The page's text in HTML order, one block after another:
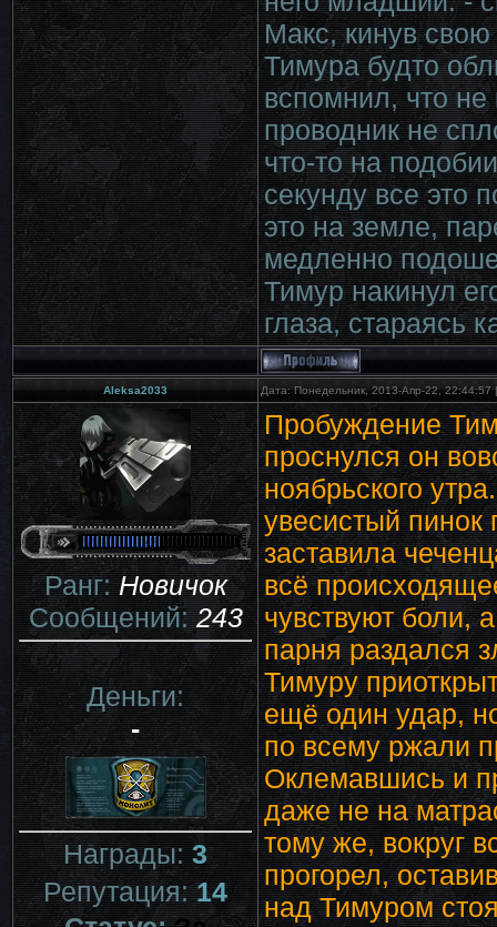
Макс, кинув свою
Тимура будто
вспомнил, что
проводник не
что-то на
секунду все это
это на земле,
медленно
Тимур накинул
глаза, стараясь
Aleksa2033 Дата: Понедельник, 2013-Апр-22,
Ранг:Новичок
Сообщений:243
Деньги:
-
Награды: 3
Репутация:14
Пробуждение
проснулся он
ноябрьского
увесистый пинок
заставила
всё
чувствуют боли,
парня раздался
Тимуру
ещё один удар,
по всему ржали
Оклемавшись и
даже не на
тому же, вокруг
прогорел,
над Тимуром